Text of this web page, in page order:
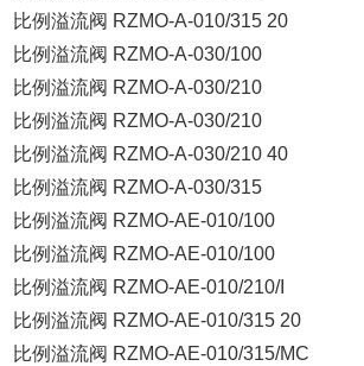
比例溢流阀 RZMO-A-010/315 20
比例溢流阀 RZMO-A-030/100
比例溢流阀 RZMO-A-030/210
比例溢流阀 RZMO-A-030/210
比例溢流阀 RZMO-A-030/210 40
比例溢流阀 RZMO-A-030/315
比例溢流阀 RZMO-AE-010/100
比例溢流阀 RZMO-AE-010/100
比例溢流阀 RZMO-AE-010/210/I
比例溢流阀 RZMO-AE-010/315 20
比例溢流阀 RZMO-AE-010/315/MC